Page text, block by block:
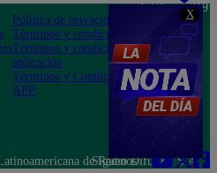
X
Política de privacidad
Términos y condiciones
Términos y condiciones
aplicación
Términos y Condiciones
APP
Teléfono: 219
Av. San
Felipe 968
Jesús María
de Radio Difusión S.A.
Síguenos